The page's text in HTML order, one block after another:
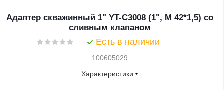
Адаптер скважинный 1" YT-C3008 (1", М 42*1,5) со
сливным клапаном
Есть в наличии
100605029
Характеристики